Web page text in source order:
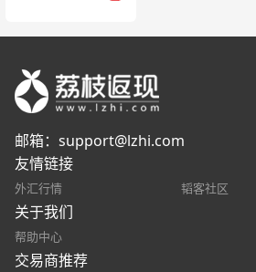
邮箱： support@lzhi.com
友情链接
外汇行情 韬客社区
关于我们
帮助中心
交易商推荐